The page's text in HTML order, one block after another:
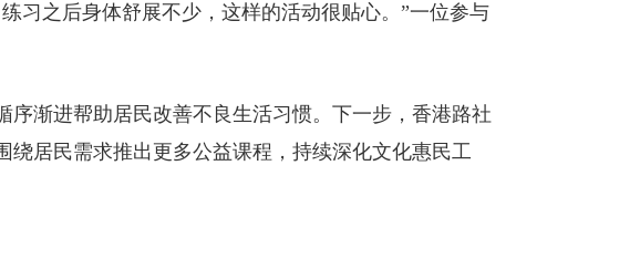
习之后身体舒展不少，这样的活动很贴心。”一位参与
序渐进帮助居民改善不良生活习惯。下一步，香港路社
绕居民需求推出更多公益课程，持续深化文化惠民工